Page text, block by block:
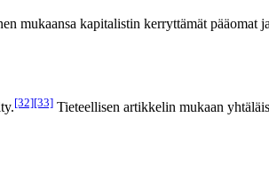
mukaansa kapitalistin kerryttämät
[32][33] Tieteellisen artikkelin mukaan